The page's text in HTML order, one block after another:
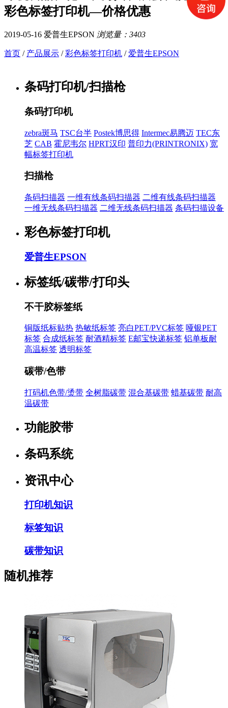
彩色标签打印机—价格优惠
2019-05-16 爱普生EPSON 浏览量：3403
首页 / 产品展示 /彩色标签打印机 / 爱普生EPSON
条码打印机/扫描枪
条码打印机
zebra斑马 TSC台半 Postek博思得 Intermec易腾迈 TEC东
芝 CAB 霍尼韦尔 HPRT汉印 普印力(PRINTRONIX) 宽
幅标签打印机
扫描枪
条码扫描器 一维有线条码扫描器 二维有线条码扫描器
一维无线条码扫描器 二维无线条码扫描器 条码扫描设备
彩色标签打印机
爱普生EPSON
标签纸/碳带/打印头
不干胶标签纸
铜版纸标贴热 热敏纸标签 亮白PET/PVC标签 哑银PET
标签 合成纸标签 耐酒精标签 E邮宝快递标签 铝单板耐
高温标签 透明标签
碳带/色带
打码机色带/烫带 全树脂碳带 混合基碳带 蜡基碳带 耐高
温碳带
功能胶带
条码系统
资讯中心
打印机知识
标签知识
碳带知识
随机推荐